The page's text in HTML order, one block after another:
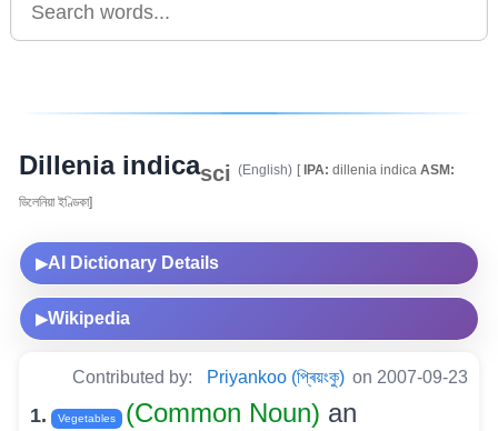
Dillenia indicasci (English) [IPA: dillenia indica ASM:
ডিলেনিয়া ইণ্ডিকা]
▶AI Dictionary Details
▶Wikipedia
Contributed by: Priyankoo (প্ৰিয়ংকু) on 2007-09-23
1. Vegetables (Common Noun) an